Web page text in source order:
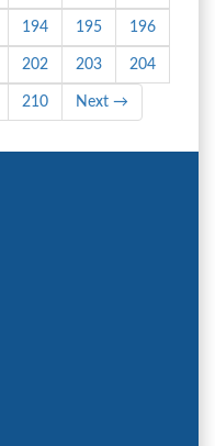
194 195 196
202 203 204
210 Next →